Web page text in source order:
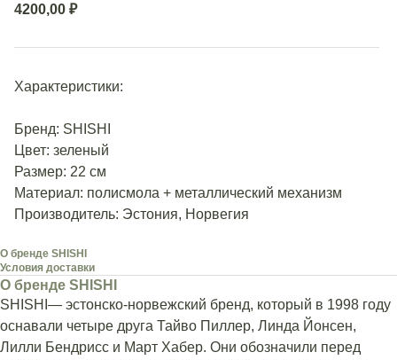
4200,00 ₽
Характеристики:
Бренд: SHISHI
Цвет: зеленый
Размер: 22 см
Материал: полисмола + металлический механизм
Производитель: Эстония, Норвегия
О бренде SHISHI
Условия доставки
О бренде SHISHI
SHISHI— эстонско-норвежский бренд, который в 1998 году
оснавали четыре друга Тайво Пиллер, Линда Йонсен,
Лилли Бендрисс и Март Хабер. Они обозначили перед